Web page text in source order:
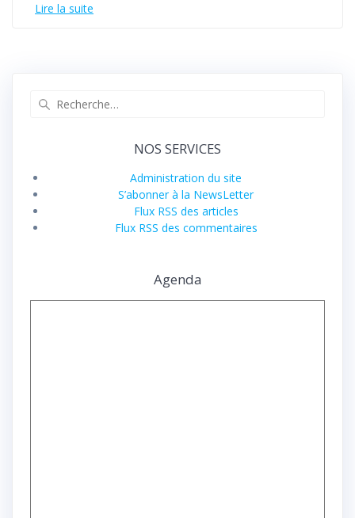
Lire la suite
NOS SERVICES
Administration du site
S’abonner à la NewsLetter
Flux RSS des articles
Flux RSS des commentaires
Agenda